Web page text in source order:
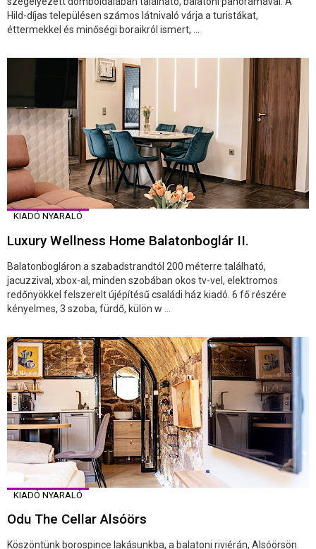
Hild-díjas településen számos látnivaló várja a turistákat,
éttermekkel és minőségi boraikról ismert, ...
KIADÓ NYARALÓ
Luxury Wellness Home Balatonboglár II.
Balatonbogláron a szabadstrandtól 200 méterre található,
jacuzzival, xbox-al, minden szobában okos tv-vel, elektromos
redőnyökkel felszerelt újépítésű családi ház kiadó. 6 fő részére
kényelmes, 3 szoba, fürdő, külön w ...
KIADÓ NYARALÓ
Odu The Cellar Alsóörs
Köszöntünk borospince lakásunkba, a balatoni riviérán, Alsóörsön.